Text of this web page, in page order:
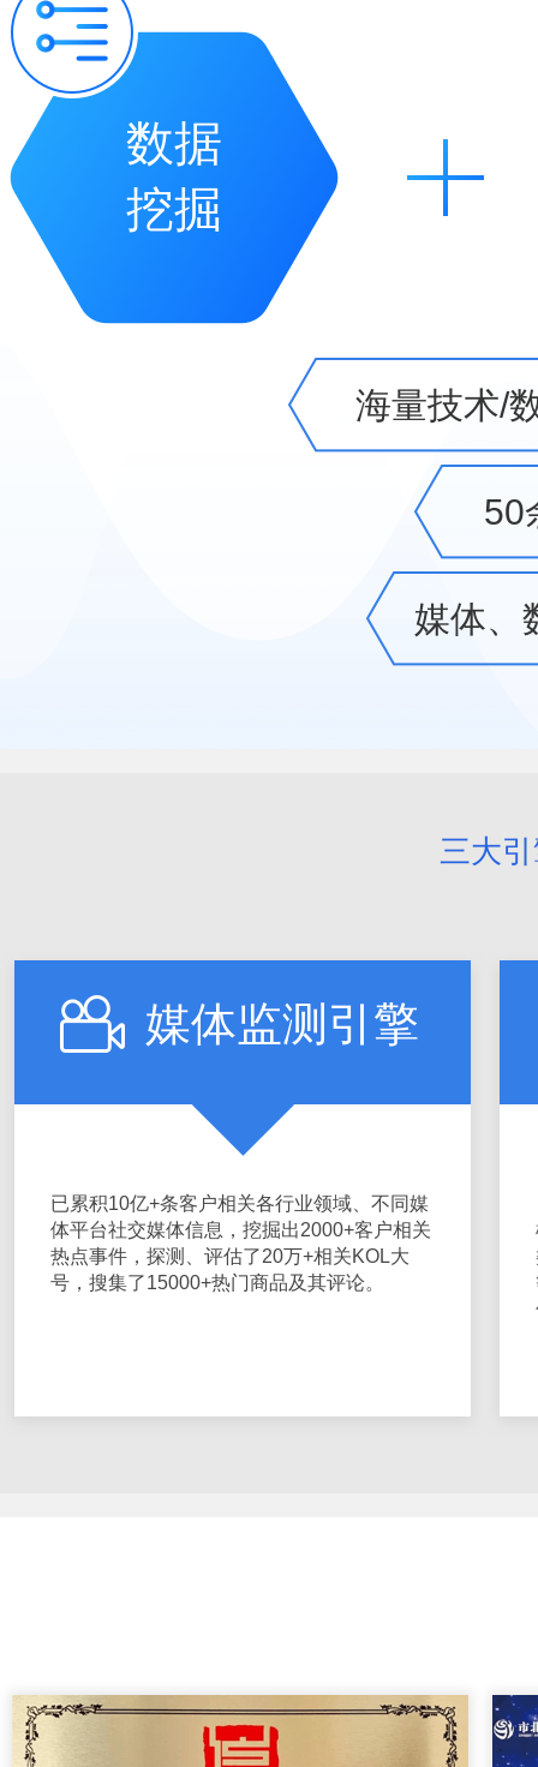
数据
挖掘
海量技术/
50
媒体、
三大
媒体监测引擎
已累积10亿+条客户相关各行业领域、不同媒
体平台社交媒体信息，挖掘出2000+客户相关
热点事件，探测、评估了20万+相关KOL大
号，搜集了15000+热门商品及其评论。